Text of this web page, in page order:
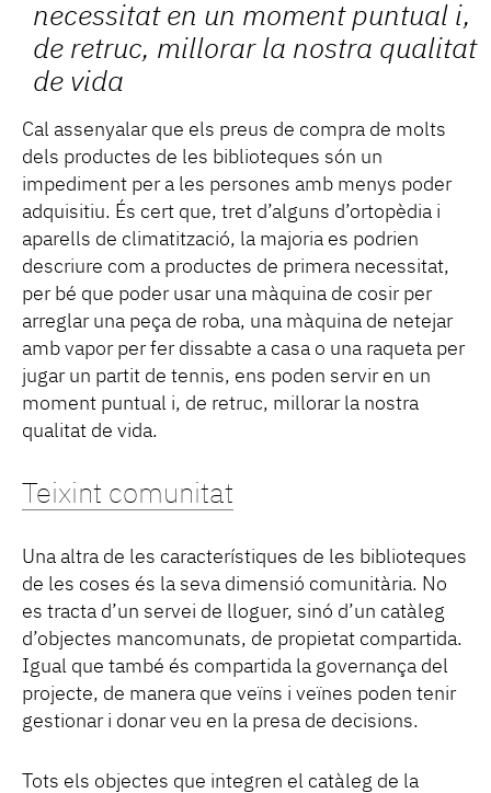
necessitat en un moment puntual i,
de retruc, millorar la nostra qualitat
de vida
Cal assenyalar que els preus de compra de molts
dels productes de les biblioteques són un
impediment per a les persones amb menys poder
adquisitiu. És cert que, tret d’alguns d’ortopèdia i
aparells de climatització, la majoria es podrien
descriure com a productes de primera necessitat,
per bé que poder usar una màquina de cosir per
arreglar una peça de roba, una màquina de netejar
amb vapor per fer dissabte a casa o una raqueta per
jugar un partit de tennis, ens poden servir en un
moment puntual i, de retruc, millorar la nostra
qualitat de vida.
Teixint comunitat
Una altra de les característiques de les biblioteques
de les coses és la seva dimensió comunitària. No
es tracta d’un servei de lloguer, sinó d’un catàleg
d’objectes mancomunats, de propietat compartida.
Igual que també és compartida la governança del
projecte, de manera que veïns i veïnes poden tenir
gestionar i donar veu en la presa de decisions.
Tots els objectes que integren el catàleg de la